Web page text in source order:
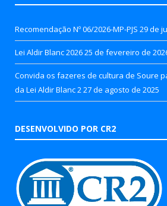
Recomendação Nº 06/2026-MP-PJS 29 de
Lei Aldir Blanc 202625 de fevereiro de
Convida os fazeres de cultura de Soure
da Lei Aldir Blanc 2 27 de agosto de 2025
DESENVOLVIDO POR CR2